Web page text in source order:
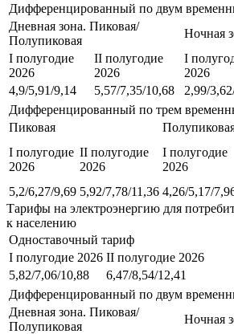
Дифференцированный по двум
Дневная зона. Пиковая/
Полупиковая
Ночная
I полугодие
2026
II полугодие
2026
I
2026
4,9/5,91/9,14
5,57/7,35/10,68 2,99/
Дифференцированный по трем
Пиковая
I полугодие
2026
II полугодие
2026
I полугодие
2026
5,2/6,27/9,69 5,92/7,78/11,36 4,26/5,17/
Тарифы на электроэнергию для
к населению
Одноставочный тариф
I полугодие 2026 II полугодие 2026
5,82/7,06/10,88
6,47/8,54/12,41
Дифференцированный по двум
Дневная зона. Пиковая/
Полупиковая
Ночная